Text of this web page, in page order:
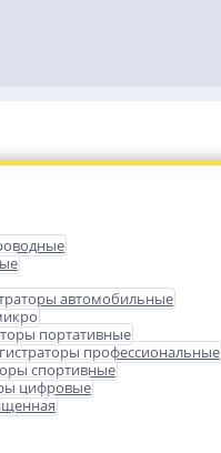
автомобильные
портативные
профессиональные
спортивные
цифровые